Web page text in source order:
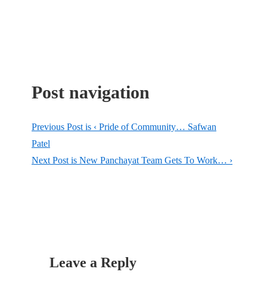
Post navigation
Previous Post is ‹ Pride of Community… Safwan
Patel
Next Post is New Panchayat Team Gets To Work… ›
Leave a Reply